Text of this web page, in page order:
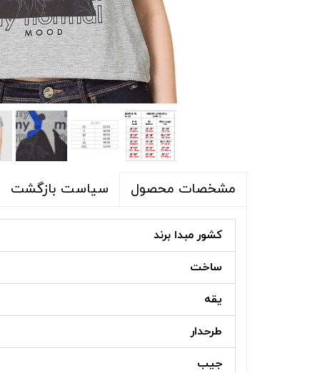
اکسسوری
مشخصات محصول سیاست بازگشت
کشور مبدا برند
ساخت
یقه
طرحدار
جیب